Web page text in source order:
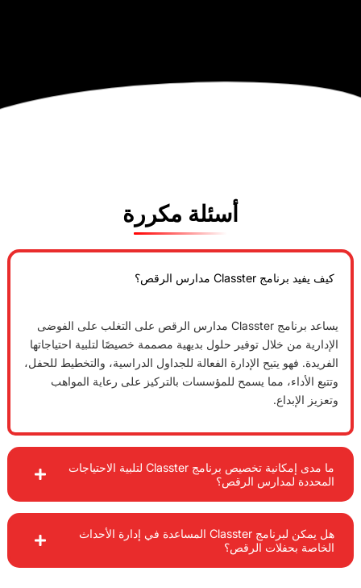
أسئلة مكررة
يساعد برنامج Classter مدارس الرقص على التغلب على الفوضى
توفير حلول بديهية مصممة خصيصًا لتلبية احتياجاتها
الإدارة الفعالة للجداول الدراسية، والتخطيط للحفل،
مما يسمح للمؤسسات بالتركيز على رعاية المواهب
ما مدى إمكانية تخصيص برنامج Classter لتلبية الاحتياجات
الرقص؟
هل يمكن لبرنامج Classter المساعدة في إدارة الأحداث
الرقص؟